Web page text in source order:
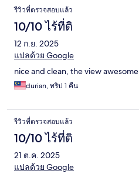
รีวิว
รีวิวที่ตรวจสอบแล้ว
10/10 ไร้ที่ติ
12 ก.ย. 2025
แปลด้วย Google
nice and clean, the view awesome
durian, ทริป 1 คืน
รีวิวที่ตรวจสอบแล้ว
10/10 ไร้ที่ติ
21 ต.ค. 2025
แปลด้วย Google